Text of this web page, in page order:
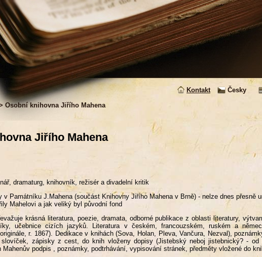
Kontakt Česky
Osobní knihovna Jiřího Mahena
Jiřího Mahena
dramaturg, knihovník, režisér a divadelní kritik
v Památníku J.Mahena (součást Knihovny Jiřího Mahena v Brně) - nelze dnes přesně
Mahelovi a jak veliký byl původní fond
krásná literatura, poezie, dramata, odborné publikace z oblasti literatury,
učebnice cizích jazyků. Literatura v českém, francouzském, ruském a
r. 1867). Dedikace v knihách (Sova, Holan, Pleva, Vančura, Nezval),
zápisky z cest, do knih vloženy dopisy (Jistebský neboj jistebnický? - od
podpis , poznámky, podtrhávání, vypisování stránek, předměty vložené do